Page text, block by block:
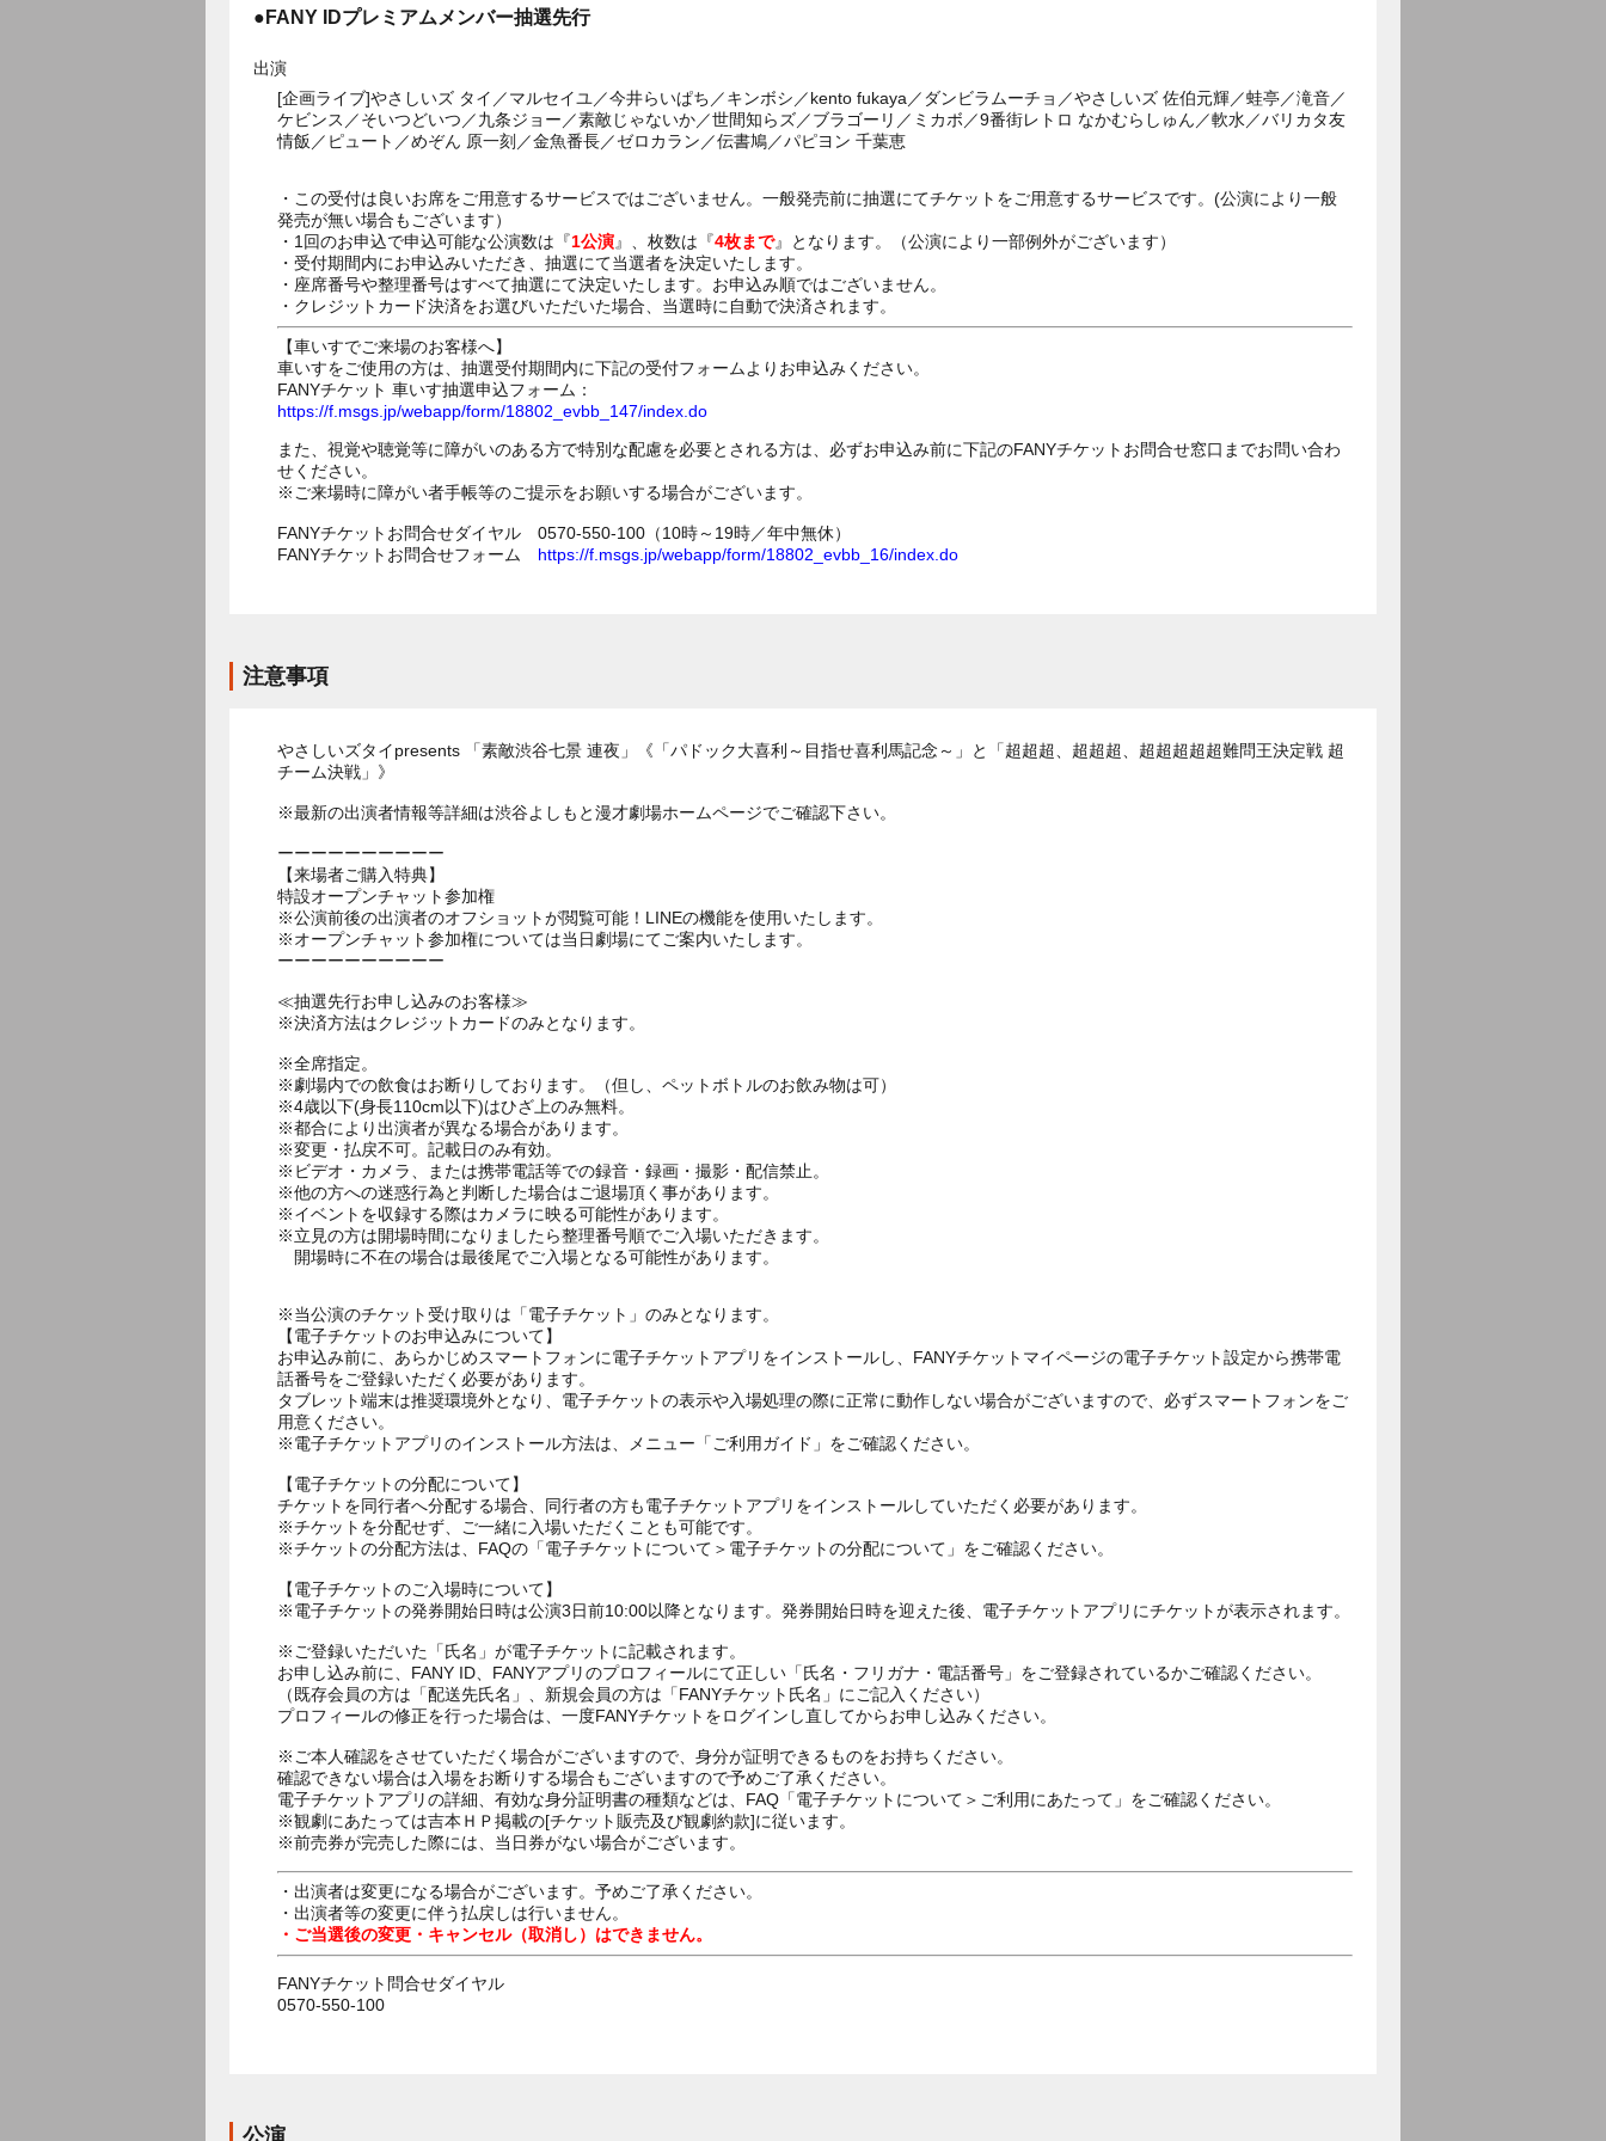
●FANY IDプレミアムメンバー抽選先行
出演
[企画ライブ]やさしいズ タイ／マルセイユ／今井らいぱち／キンボシ／kento fukaya／ダンビラムーチョ／やさしいズ 佐伯元輝／蛙亭／滝音／
ケビンス／そいつどいつ／九条ジョー／素敵じゃないか／世間知らズ／ブラゴーリ／ミカボ／9番街レトロ なかむらしゅん／軟水／バリカタ友
情飯／ピュート／めぞん 原一刻／金魚番長／ゼロカラン／伝書鳩／パピヨン 千葉恵
・この受付は良いお席をご用意するサービスではございません。一般発売前に抽選にてチケットをご用意するサービスです。(公演により一般
発売が無い場合もございます）
・1回のお申込で申込可能な公演数は『1公演』、枚数は『4枚まで』となります。（公演により一部例外がございます）
・受付期間内にお申込みいただき、抽選にて当選者を決定いたします。
・座席番号や整理番号はすべて抽選にて決定いたします。お申込み順ではございません。
・クレジットカード決済をお選びいただいた場合、当選時に自動で決済されます。
【車いすでご来場のお客様へ】
車いすをご使用の方は、抽選受付期間内に下記の受付フォームよりお申込みください。
FANYチケット 車いす抽選申込フォーム：
https://f.msgs.jp/webapp/form/18802_evbb_147/index.do
また、視覚や聴覚等に障がいのある方で特別な配慮を必要とされる方は、必ずお申込み前に下記のFANYチケットお問合せ窓口までお問い合わ
せください。
※ご来場時に障がい者手帳等のご提示をお願いする場合がございます。
FANYチケットお問合せダイヤル 0570-550-100（10時～19時／年中無休）
FANYチケットお問合せフォーム https://f.msgs.jp/webapp/form/18802_evbb_16/index.do
注意事項
やさしいズタイpresents 「素敵渋谷七景 連夜」《「パドック大喜利～目指せ喜利馬記念～」と「超超超、超超超、超超超超超難問王決定戦 超
チーム決戦」》
※最新の出演者情報等詳細は渋谷よしもと漫才劇場ホームページでご確認下さい。
ーーーーーーーーーー
【来場者ご購入特典】
特設オープンチャット参加権
※公演前後の出演者のオフショットが閲覧可能！LINEの機能を使用いたします。
※オープンチャット参加権については当日劇場にてご案内いたします。
ーーーーーーーーーー
≪抽選先行お申し込みのお客様≫
※決済方法はクレジットカードのみとなります。
※全席指定。
※劇場内での飲食はお断りしております。（但し、ペットボトルのお飲み物は可）
※4歳以下(身長110cm以下)はひざ上のみ無料。
※都合により出演者が異なる場合があります。
※変更・払戻不可。記載日のみ有効。
※ビデオ・カメラ、または携帯電話等での録音・録画・撮影・配信禁止。
※他の方への迷惑行為と判断した場合はご退場頂く事があります。
※イベントを収録する際はカメラに映る可能性があります。
※立見の方は開場時間になりましたら整理番号順でご入場いただきます。
開場時に不在の場合は最後尾でご入場となる可能性があります。
※当公演のチケット受け取りは「電子チケット」のみとなります。
【電子チケットのお申込みについて】
お申込み前に、あらかじめスマートフォンに電子チケットアプリをインストールし、FANYチケットマイページの電子チケット設定から携帯電
話番号をご登録いただく必要があります。
タブレット端末は推奨環境外となり、電子チケットの表示や入場処理の際に正常に動作しない場合がございますので、必ずスマートフォンをご
用意ください。
※電子チケットアプリのインストール方法は、メニュー「ご利用ガイド」をご確認ください。
【電子チケットの分配について】
チケットを同行者へ分配する場合、同行者の方も電子チケットアプリをインストールしていただく必要があります。
※チケットを分配せず、ご一緒に入場いただくことも可能です。
※チケットの分配方法は、FAQの「電子チケットについて＞電子チケットの分配について」をご確認ください。
【電子チケットのご入場時について】
※電子チケットの発券開始日時は公演3日前10:00以降となります。発券開始日時を迎えた後、電子チケットアプリにチケットが表示されます。
※ご登録いただいた「氏名」が電子チケットに記載されます。
お申し込み前に、FANY ID、FANYアプリのプロフィールにて正しい「氏名・フリガナ・電話番号」をご登録されているかご確認ください。
（既存会員の方は「配送先氏名」、新規会員の方は「FANYチケット氏名」にご記入ください）
プロフィールの修正を行った場合は、一度FANYチケットをログインし直してからお申し込みください。
※ご本人確認をさせていただく場合がございますので、身分が証明できるものをお持ちください。
確認できない場合は入場をお断りする場合もございますので予めご了承ください。
電子チケットアプリの詳細、有効な身分証明書の種類などは、FAQ「電子チケットについて＞ご利用にあたって」をご確認ください。
※観劇にあたっては吉本ＨＰ掲載の[チケット販売及び観劇約款]に従います。
※前売券が完売した際には、当日券がない場合がございます。
・出演者は変更になる場合がございます。予めご了承ください。
・出演者等の変更に伴う払戻しは行いません。
・ご当選後の変更・キャンセル（取消し）はできません。
FANYチケット問合せダイヤル
0570-550-100
公演